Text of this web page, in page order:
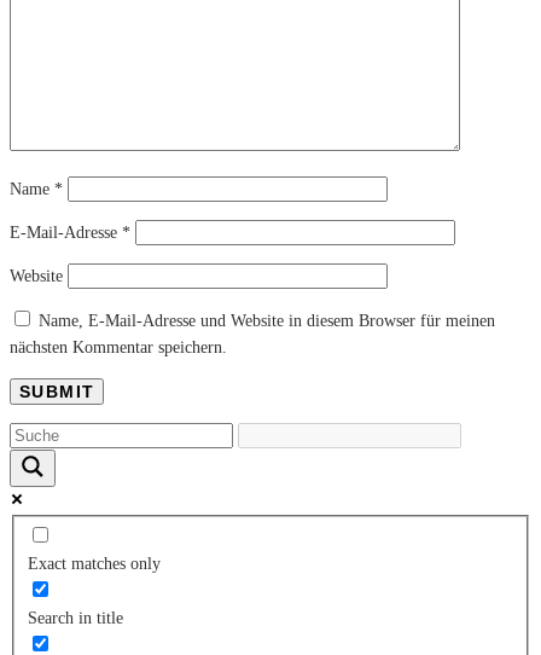
Name *
E-Mail-Adresse *
Website
Name, E-Mail-Adresse und Website in diesem Browser für meinen
nächsten Kommentar speichern.
Exact matches only
Search in title